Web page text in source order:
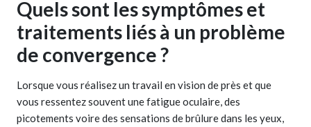
Quels sont les symptômes et
traitements liés à un problème
de convergence ?
Lorsque vous réalisez un travail en vision de près et que
vous ressentez souvent une fatigue oculaire, des
picotements voire des sensations de brûlure dans les yeux,